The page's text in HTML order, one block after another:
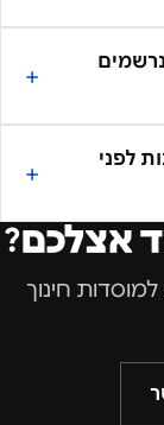
לפני
אצלכם?
מוסדות חינוך